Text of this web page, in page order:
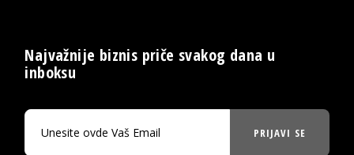
Najvažnije biznis priče svakog dana u
inboksu
PRIJAVI SE